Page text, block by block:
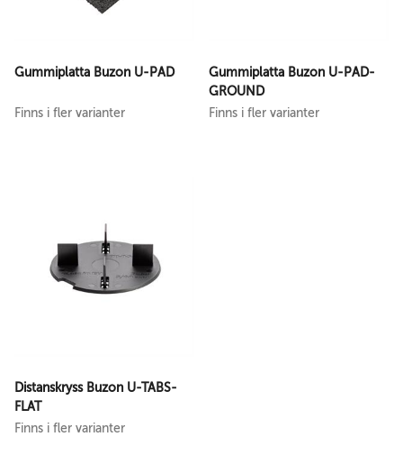
Gummiplatta Buzon U-PAD
Finns i fler varianter
Gummiplatta Buzon U-PAD-
GROUND
Finns i fler varianter
Distanskryss Buzon U-TABS-
FLAT
Finns i fler varianter